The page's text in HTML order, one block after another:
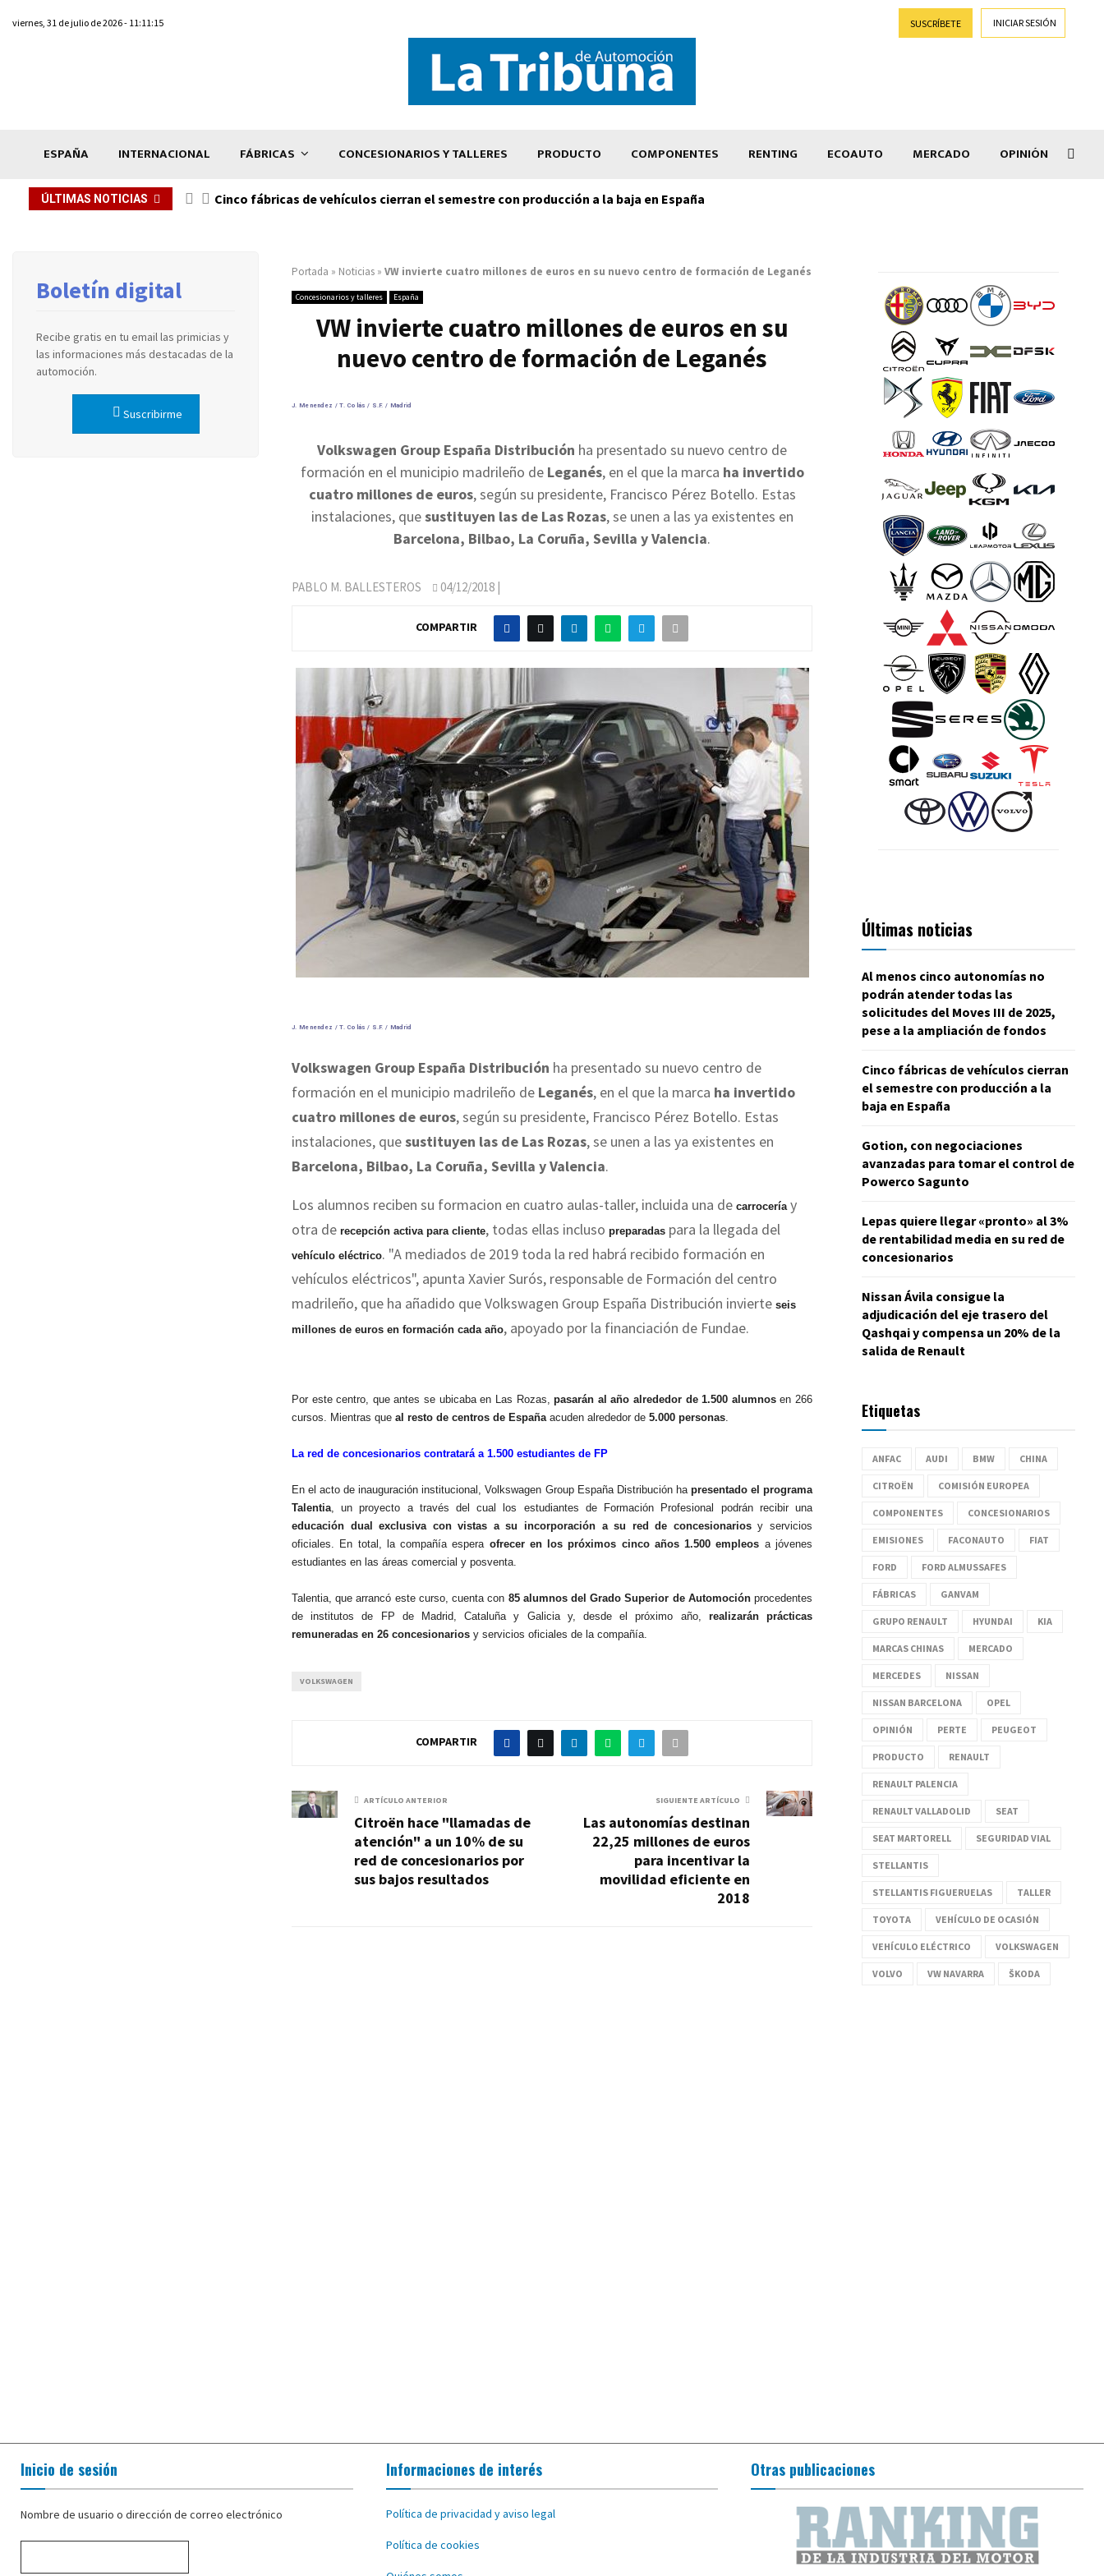
viernes, 31 de julio de 2026 - 11:11:15 SUSCRÍBETE INICIAR SESIÓN
ESPAÑA INTERNACIONAL FÁBRICAS CONCESIONARIOS Y TALLERES PRODUCTO COMPONENTES RENTING ECOAUTO MERCADO OPINIÓN
ÚLTIMAS NOTICIAS Cinco fábricas de vehículos cierran el semestre con producción a la baja en España
Portada » Noticias » VW invierte cuatro millones de euros en su nuevo centro de formación de Leganés
Concesionarios y talleres España
VW invierte cuatro millones de euros en su
nuevo centro de formación de Leganés
J. Menendez / T. Colás / S.F. / Madrid
Volkswagen Group España Distribución ha presentado su nuevo centro de
formación en el municipio madrileño de Leganés, en el que la marca ha invertido
cuatro millones de euros, según su presidente, Francisco Pérez Botello. Estas
instalaciones, quesustituyen las de Las Rozas, se unen a las ya existentes en
Barcelona, Bilbao, La Coruña, Sevilla y Valencia.
PABLO M. BALLESTEROS 04/12/2018 |
COMPARTIR
J. Menendez / T. Colás / S.F. / Madrid
Volkswagen Group España Distribución ha presentado su nuevo centro de
formación en el municipio madrileño de Leganés, en el que la marca ha invertido
cuatro millones de euros, según su presidente, Francisco Pérez Botello. Estas
instalaciones, quesustituyen las de Las Rozas, se unen a las ya existentes en
Barcelona, Bilbao, La Coruña, Sevilla y Valencia.
Los alumnos reciben su formacion en cuatro aulas-taller, incluida una de carroceríay
otra de recepción activa para cliente, todas ellas incluso preparadas para la llegada del
vehículo eléctrico. "A mediados de 2019 toda la red habrá recibido formación en
vehículos eléctricos", apunta Xavier Surós, responsable de Formación del centro
madrileño, que ha añadido que Volkswagen Group España Distribución invierte seis
millones de euros en formación cada año, apoyado por la financiación de Fundae.
Por este centro, que antes se ubicaba en Las Rozas,pasarán al año alrededor de 1.500 alumnosen 266
cursos. Mientras que al resto de centros de España acuden alrededor de 5.000 personas
La red de concesionarios contratará a 1.500 estudiantes de FP
En el acto de inauguración institucional, Volkswagen Group España Distribución ha presentado el programa
Talentia , un proyecto a través del cual los estudiantes de Formación Profesional podrán recibir una
educación dual exclusiva con vistas a su incorporación a su red de concesionariosy servicios
oficiales. En total, la compañía espera ofrecer en los próximos cinco años 1.500 empleos a jóvenes
estudiantes en las áreas comercial y posventa.
Talentia, que arrancó este curso, cuenta con 85 alumnos del Grado Superior de Automociónprocedentes
de institutos de FP de Madrid, Cataluña y Galicia y, desde el próximo año, realizarán prácticas
remuneradas en 26 concesionarios y servicios oficiales de la compañía.
VOLKSWAGEN
COMPARTIR
ARTÍCULO ANTERIOR
Citroën hace "llamadas de
atención" a un 10% de su
red de concesionarios por
sus bajos resultados
SIGUIENTE ARTÍCULO
Las autonomías destinan
22,25 millones de euros
para incentivar la
movilidad eficiente en
2018
Boletín digital
Recibe gratis en tu email las primicias y
las informaciones más destacadas de la
automoción.
Suscribirme
Últimas noticias
Al menos cinco autonomías no
podrán atender todas las
solicitudes del Moves III de 2025,
pese a la ampliación de fondos
Cinco fábricas de vehículos cierran
el semestre con producción a la
baja en España
Gotion, con negociaciones
avanzadas para tomar el control de
Powerco Sagunto
Lepas quiere llegar «pronto» al 3%
de rentabilidad media en su red de
concesionarios
Nissan Ávila consigue la
adjudicación del eje trasero del
Qashqai y compensa un 20% de la
salida de Renault
Etiquetas
ANFAC AUDI BMW CHINA
CITROËN COMISIÓN EUROPEA
COMPONENTES CONCESIONARIOS
EMISIONES FACONAUTO FIAT
FORD FORD ALMUSSAFES
FÁBRICAS GANVAM
GRUPO RENAULT HYUNDAI KIA
MARCAS CHINAS MERCADO
MERCEDES NISSAN
NISSAN BARCELONA OPEL
OPINIÓN PERTE PEUGEOT
PRODUCTO RENAULT
RENAULT PALENCIA
RENAULT VALLADOLID SEAT
SEAT MARTORELL SEGURIDAD VIAL
STELLANTIS
STELLANTIS FIGUERUELAS TALLER
TOYOTA VEHÍCULO DE OCASIÓN
VEHÍCULO ELÉCTRICO VOLKSWAGEN
VOLVO VW NAVARRA ŠKODA
Inicio de sesión
Nombre de usuario o dirección de correo electrónico
Informaciones de interés
Política de privacidad y aviso legal
Política de cookies
Otras publicaciones